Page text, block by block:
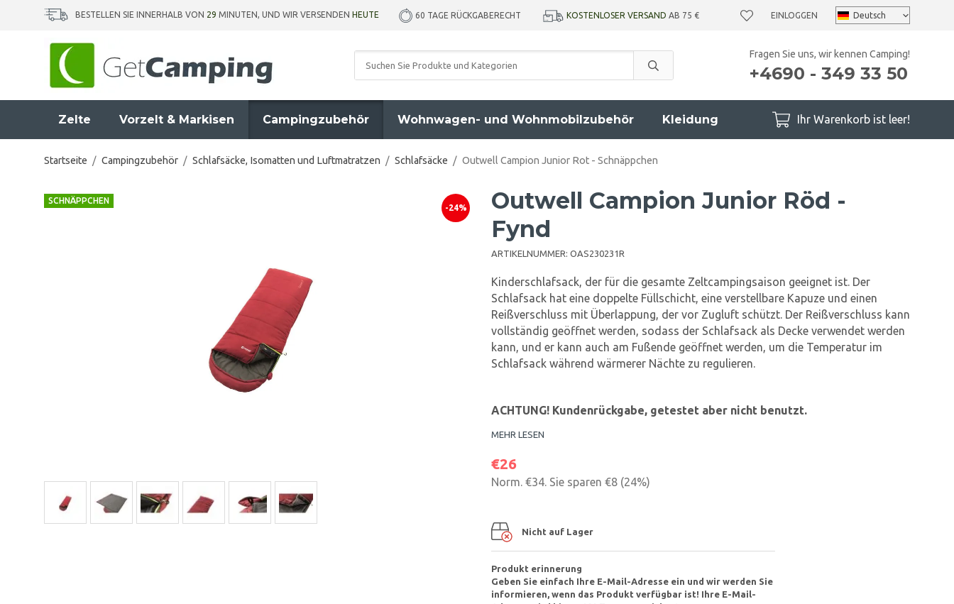
BESTELLEN SIE INNERHALB VON 29 MINUTEN, UND WIR VERSENDEN HEUTE 60 TAGE RÜCKGABERECHT KOSTENLOSER VERSAND AB 75 € EINLOGGEN
Fragen Sie uns, wir kennen Camping!
+4690 - 349 33 50
Zelte Vorzelt & Markisen Campingzubehör Wohnwagen- und Wohnmobilzubehör Kleidung Ihr Warenkorb ist leer!
Startseite / Campingzubehör / Schlafsäcke, Isomatten und Luftmatratzen / Schlafsäcke / Outwell Campion Junior Rot - Schnäppchen
SCHNÄPPCHEN
-24%
Outwell Campion Junior Röd -
Fynd
ARTIKELNUMMER: OAS230231R
Kinderschlafsack, der für die gesamte Zeltcampingsaison geeignet ist. Der
Schlafsack hat eine doppelte Füllschicht, eine verstellbare Kapuze und einen
Reißverschluss mit Überlappung, der vor Zugluft schützt. Der Reißverschluss kann
vollständig geöffnet werden, sodass der Schlafsack als Decke verwendet werden
kann, und er kann auch am Fußende geöffnet werden, um die Temperatur im
Schlafsack während wärmerer Nächte zu regulieren.
ACHTUNG! Kundenrückgabe, getestet aber nicht benutzt.
MEHR LESEN
€26
Norm. €34. Sie sparen €8 (24%)
Nicht auf Lager
Produkt erinnerung
Geben Sie einfach Ihre E-Mail-Adresse ein und wir werden Sie
informieren, wenn das Produkt verfügbar ist! Ihre E-Mail-